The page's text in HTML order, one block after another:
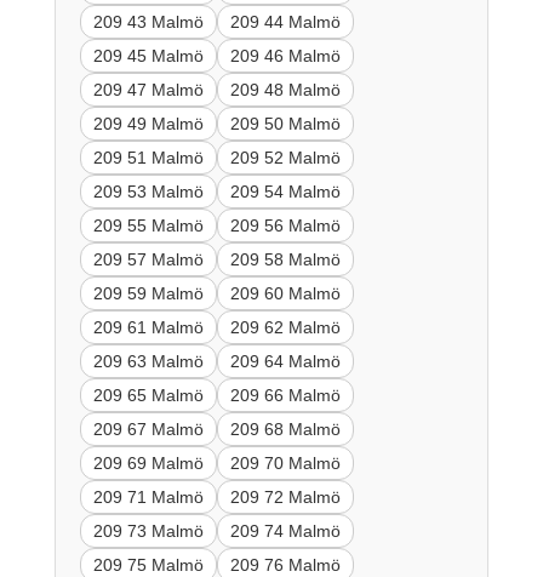
209 43 Malmö
209 44 Malmö
209 45 Malmö
209 46 Malmö
209 47 Malmö
209 48 Malmö
209 49 Malmö
209 50 Malmö
209 51 Malmö
209 52 Malmö
209 53 Malmö
209 54 Malmö
209 55 Malmö
209 56 Malmö
209 57 Malmö
209 58 Malmö
209 59 Malmö
209 60 Malmö
209 61 Malmö
209 62 Malmö
209 63 Malmö
209 64 Malmö
209 65 Malmö
209 66 Malmö
209 67 Malmö
209 68 Malmö
209 69 Malmö
209 70 Malmö
209 71 Malmö
209 72 Malmö
209 73 Malmö
209 74 Malmö
209 75 Malmö
209 76 Malmö